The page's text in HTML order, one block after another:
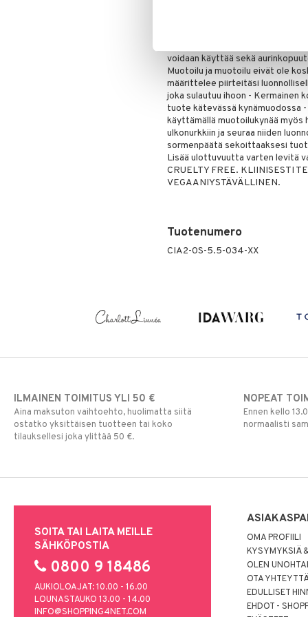
muotoilukynä on helppo
luonnollisiin muotoihin luoden
voidaan käyttää sekä
Muotoilu ja muotoilu eivät ole
määrittelee piirteitäsi
joka sulautuu ihoon - Kermainen
tuote kätevässä kynämuodossa
käyttämällä muotoilukynää myös
ulkonurkkiin ja seuraa niiden
sormenpäätä sekoittaaksesi
Lisää ulottuvuutta varten levitä
CRUELTY FREE. KLIINISESTI
VEGAANIYSTÄVÄLLINEN.
Tuotenumero
CIA2-0S-5.5-034-XX
ILMAINEN TOIMITUS YLI 50 €
Aina maksuton vaihtoehto, huolimatta siitä
ostatko yksittäisen tuotteen tai koko
tilauksellesi joka ylittää 50 €.
NOPEAT
Ennen kello
normaalisti
SOITA TAI LAITA MEILLE
SÄHKÖPOSTIA
0800 9 18486
AUKIOLOAJAT: 10.00 - 16.00
LOUNASTAUKO 13.00 - 14.00
INFO@SHOPPING4NET.COM
OMA PROFIILI
KYSYMYKSIÄ
OLEN
OTA
EDULLISET
EHDOT -